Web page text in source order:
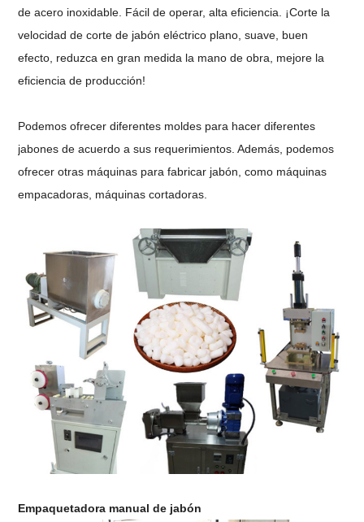
de acero inoxidable. Fácil de operar, alta eficiencia. ¡Corte la
velocidad de corte de jabón eléctrico plano, suave, buen
efecto, reduzca en gran medida la mano de obra, mejore la
eficiencia de producción!
Podemos ofrecer diferentes moldes para hacer diferentes
jabones de acuerdo a sus requerimientos. Además, podemos
ofrecer otras máquinas para fabricar jabón, como máquinas
empacadoras, máquinas cortadoras.
Empaquetadora manual de jabón